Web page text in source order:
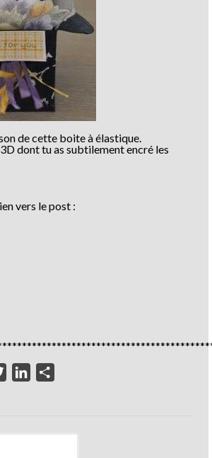
de cette boite à élastique.
dont tu as subtilement encré les
vers le post :
TwitterLinkedIn